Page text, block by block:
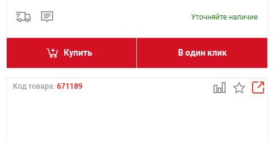
Купить В один клик
Код товара: 671189